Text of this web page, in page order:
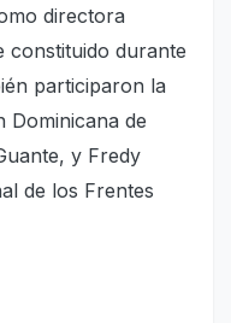
directora
constituido durante
participaron la
Dominicana de
y Fredy
de los Frentes